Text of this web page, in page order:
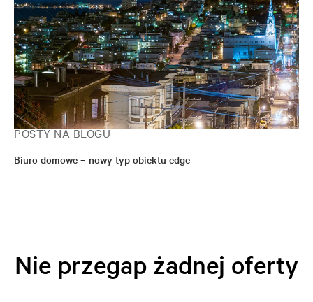
POSTY NA BLOGU
Biuro domowe – nowy typ obiektu edge
Nie przegap żadnej oferty